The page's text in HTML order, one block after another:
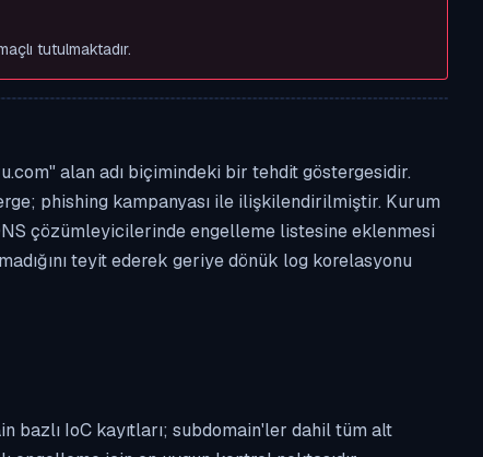
tutulmaktadır.
alan adı biçimindeki bir tehdit göstergesidir.
phishing kampanyası ile ilişkilendirilmiştir. Kurum
çözümleyicilerinde engelleme listesine eklenmesi
teyit ederek geriye dönük log korelasyonu
bazlı IoC kayıtları; subdomain'ler dahil tüm alt